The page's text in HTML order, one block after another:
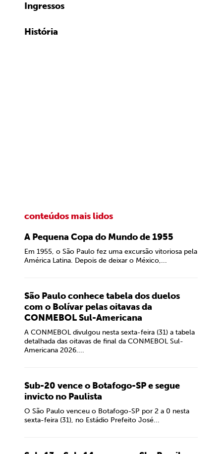
Ingressos
História
conteúdos mais lidos
A Pequena Copa do Mundo de 1955
Em 1955, o São Paulo fez uma excursão vitoriosa pela
América Latina. Depois de deixar o México,...
São Paulo conhece tabela dos duelos
com o Bolívar pelas oitavas da
CONMEBOL Sul-Americana
A CONMEBOL divulgou nesta sexta-feira (31) a tabela
detalhada das oitavas de final da CONMEBOL Sul-
Americana 2026....
Sub-20 vence o Botafogo-SP e segue
invicto no Paulista
O São Paulo venceu o Botafogo-SP por 2 a 0 nesta
sexta-feira (31), no Estádio Prefeito José...